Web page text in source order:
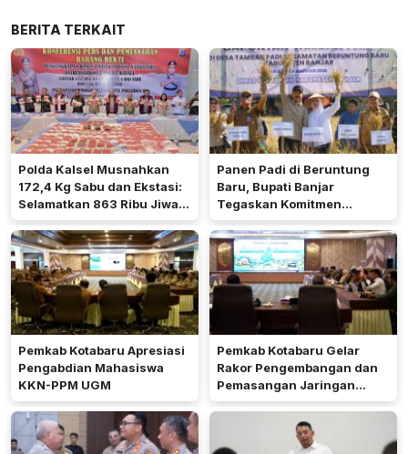
BERITA TERKAIT
Polda Kalsel Musnahkan
172,4 Kg Sabu dan Ekstasi:
Selamatkan 863 Ribu Jiwa
dan Hemat Biaya Rehab Rp.
4,3 Triliun
Panen Padi di Beruntung
Baru, Bupati Banjar
Tegaskan Komitmen
Dukung Ketahanan Pangan
Pemkab Kotabaru Apresiasi
Pengabdian Mahasiswa
KKN-PPM UGM
Pemkab Kotabaru Gelar
Rakor Pengembangan dan
Pemasangan Jaringan
Listrik PLN